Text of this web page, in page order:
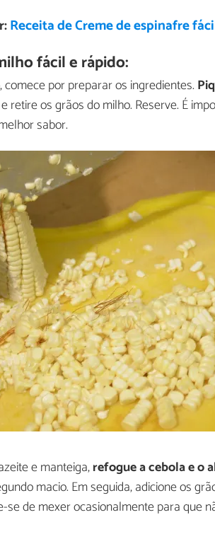
Receita de Creme de espinafre
fácil e rápido:
por preparar os ingredientes.
retire os grãos do milho. Reserve. É
sabor.
e manteiga,refoguea cebola e o
macio. Em seguida, adicione os
se de mexer ocasionalmente para que